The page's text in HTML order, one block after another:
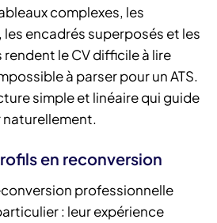
complexes, les
encadrés superposés et les
le CV difficile à lire
à parser pour un ATS.
simple et linéaire qui guide
naturellement.
en reconversion
professionnelle
: leur expérience